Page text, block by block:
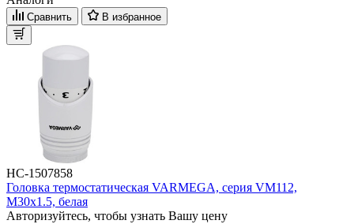
Сравнить В избранное
НС-1507858
Головка термостатическая VARMEGA, серия VM112,
M30х1.5, белая
Авторизуйтесь, чтобы узнать Вашу цену